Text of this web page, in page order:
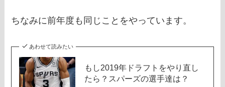
ちなみに前年度も同じことをやっています。
あわせて読みたい
もし2019年ドラフトをやり直し
たら？スパーズの選手達は？